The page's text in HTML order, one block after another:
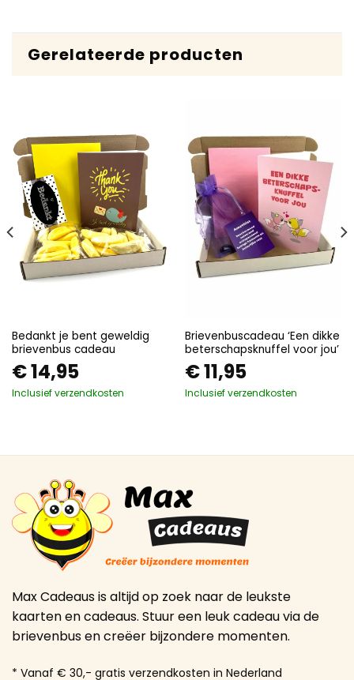
Gerelateerde producten
Bedankt je bent geweldig
brievenbus cadeau
€14,95
Inclusief verzendkosten
Brievenbuscadeau ‘Een dikke
beterschapsknuffel voor jou’
€11,95
Inclusief verzendkosten
Max Cadeaus is altijd op zoek naar de leukste
kaarten en cadeaus. Stuur een leuk cadeau via de
brievenbus en creëer bijzondere momenten.
* Vanaf € 30,- gratis verzendkosten in Nederland